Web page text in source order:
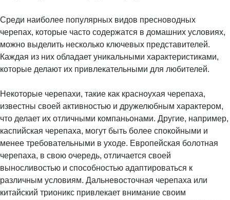
Среди наиболее популярных видов пресноводных
черепах, которые часто содержатся в домашних условиях,
можно выделить несколько ключевых представителей.
Каждая из них обладает уникальными характеристиками,
которые делают их привлекательными для любителей.
Некоторые черепахи, такие как красноухая черепаха,
известны своей активностью и дружелюбным характером,
что делает их отличными компаньонами. Другие, например,
каспийская черепаха, могут быть более спокойными и
менее требовательными в уходе. Европейская болотная
черепаха, в свою очередь, отличается своей
выносливостью и способностью адаптироваться к
различным условиям. Дальневосточная черепаха или
китайский трионикс привлекает внимание своим